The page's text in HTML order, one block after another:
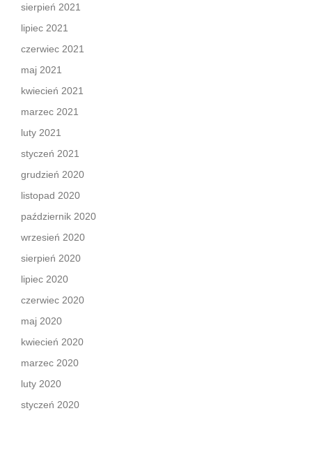
sierpień 2021
lipiec 2021
czerwiec 2021
maj 2021
kwiecień 2021
marzec 2021
luty 2021
styczeń 2021
grudzień 2020
listopad 2020
październik 2020
wrzesień 2020
sierpień 2020
lipiec 2020
czerwiec 2020
maj 2020
kwiecień 2020
marzec 2020
luty 2020
styczeń 2020